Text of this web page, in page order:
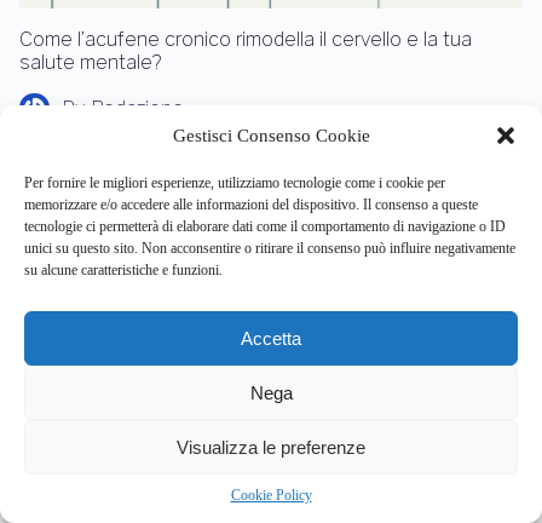
Gestisci Consenso Cookie
Per fornire le migliori esperienze, utilizziamo tecnologie come i cookie per
memorizzare e/o accedere alle informazioni del dispositivo. Il consenso a queste
tecnologie ci permetterà di elaborare dati come il comportamento di navigazione o ID
unici su questo sito. Non acconsentire o ritirare il consenso può influire negativamente
su alcune caratteristiche e funzioni.
Accetta
Nega
Visualizza le preferenze
Cookie Policy
Come l’acufene cronico rimodella il cervello e la tua
salute mentale?
By Redazione
semplice…